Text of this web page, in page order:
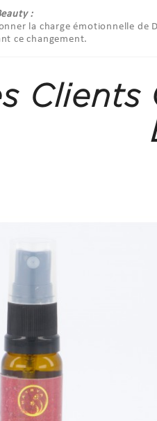
:
la charge émotionnelle de
ce changement.